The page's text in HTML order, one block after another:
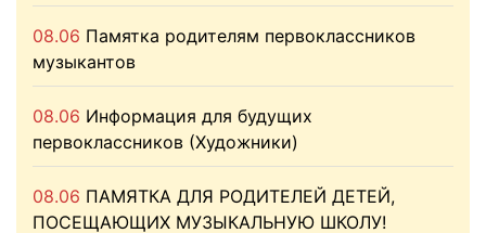
08.06 Памятка родителям первоклассников
музыкантов
08.06 Информация для будущих
первоклассников (Художники)
08.06 ПАМЯТКА ДЛЯ РОДИТЕЛЕЙ ДЕТЕЙ,
ПОСЕЩАЮЩИХ МУЗЫКАЛЬНУЮ ШКОЛУ!